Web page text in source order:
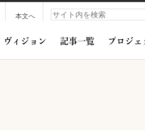
本文へ 検索
ヴィジョン 記事一覧 プロジ